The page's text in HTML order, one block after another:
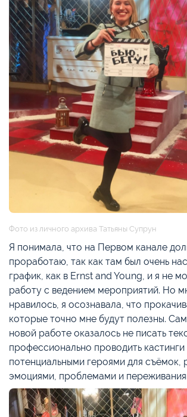
Фото из личного архива Татьяны Супрун
Я понимала, что на Первом канале
проработаю, так как там был очень
график, как в Ernst and Young, и я не
работу с ведением мероприятий. Но
нравилось, я осознавала, что
которые точно мне будут полезны.
новой работе оказалось не писать
профессионально проводить кастинги
потенциальными героями для съёмок,
эмоциями, проблемами и